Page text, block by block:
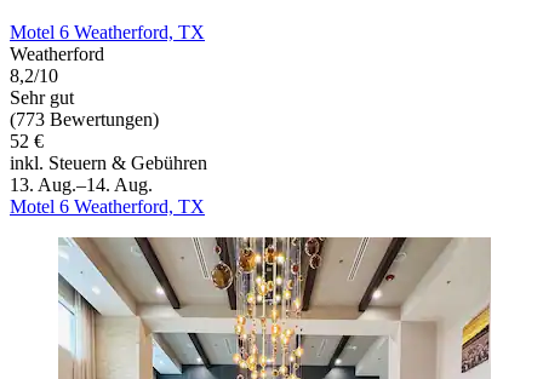
Motel 6 Weatherford, TX
Weatherford
8,2/10
Sehr gut
(773 Bewertungen)
52 €
inkl. Steuern & Gebühren
13. Aug.–14. Aug.
Motel 6 Weatherford, TX